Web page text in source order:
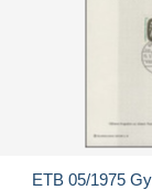
ETB 05/1975